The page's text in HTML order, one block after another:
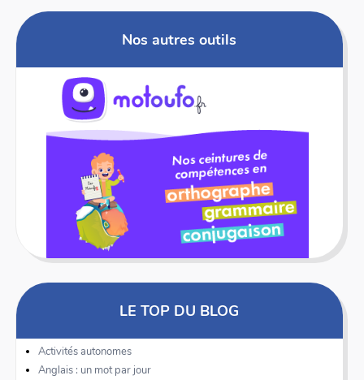
Nos autres outils
LE TOP DU BLOG
Activités autonomes
Anglais : un mot par jour